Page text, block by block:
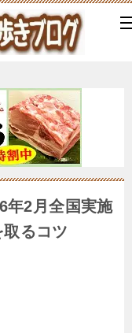
年2月全国実施
るコツ